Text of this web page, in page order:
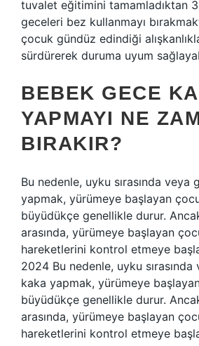
tuvalet eğitimini tamamladıktan
geceleri bez kullanmayı
çocuk gündüz edindiği
sürdürerek duruma uyum
BEBEK GECE
YAPMAYI NE
BIRAKIR?
Bu nedenle, uyku sırasında veya
yapmak, yürümeye başlayan
büyüdükçe genellikle durur.
arasında, yürümeye başlayan
hareketlerini kontrol etmeye
2024 Bu nedenle, uyku
kaka yapmak, yürümeye
büyüdükçe genellikle durur.
arasında, yürümeye başlayan
hareketlerini kontrol etmeye